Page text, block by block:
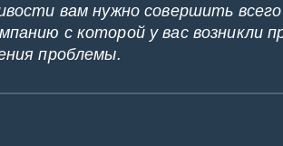
вам нужно совершить
с которой у вас возникли
проблемы.